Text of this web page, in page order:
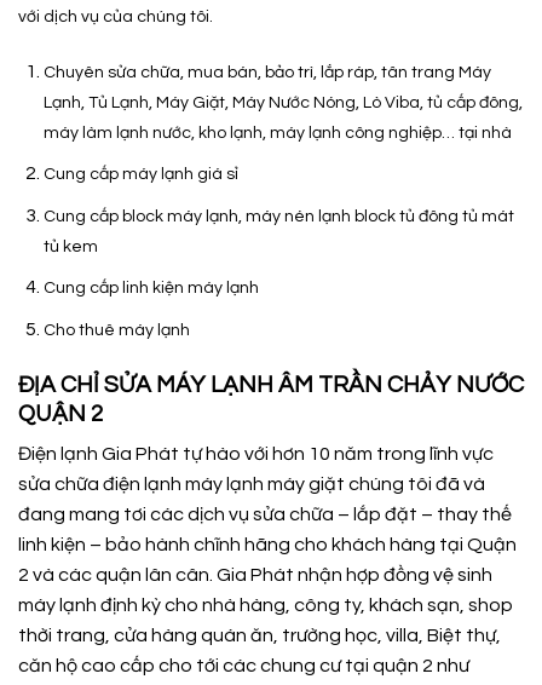
với dịch vụ của chúng tôi.
Chuyên sửa chữa, mua bán, bảo trì, lắp ráp, tân trang Máy
Lạnh, Tủ Lạnh, Máy Giặt, Máy Nước Nóng, Lò Viba, tủ cấp đông,
máy làm lạnh nước, kho lạnh, máy lạnh công nghiệp… tại nhà
Cung cấp máy lạnh giá sỉ
Cung cấp block máy lạnh, máy nén lạnh block tủ đông tủ mát
tủ kem
Cung cấp linh kiện máy lạnh
Cho thuê máy lạnh
ĐỊA CHỈ SỬA MÁY LẠNH ÂM TRẦN CHẢY NƯỚC
QUẬN 2
Điện lạnh Gia Phát tự hào với hơn 10 năm trong lĩnh vực
sửa chữa điện lạnh máy lạnh máy giặt chúng tôi đã và
đang mang tơi các dịch vụ sửa chữa – lắp đặt – thay thế
linh kiện – bảo hành chĩnh hãng cho khách hàng tại Quận
2 và các quận lân cân. Gia Phát nhận hợp đồng vệ sinh
máy lạnh định kỳ cho nhà hàng, công ty, khách sạn, shop
thời trang, cửa hàng quán ăn, trường học, villa, Biệt thự,
căn hộ cao cấp cho tới các chung cư tại quận 2 như